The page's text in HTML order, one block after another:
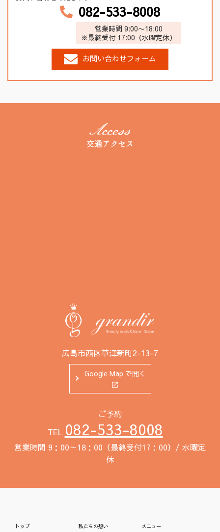
082-533-8008
営業時間 9:00〜18:00
※最終受付 17:00（水曜定休）
お問い合わせフォーム
交通アクセス
広島市西区草津新町2-13-7
Google Map で開く
ご予約
TEL 082-533-8008
営業時間 9：00～18：00（最終受付17：00）/ 水曜定
休
トップ 私たちの想い メニュー